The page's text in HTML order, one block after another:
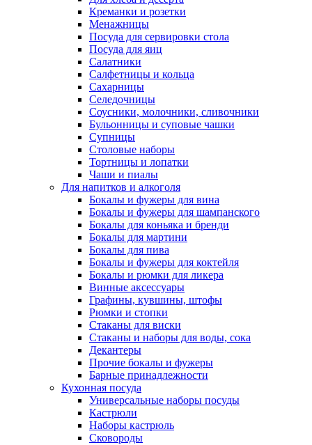
Креманки и розетки
Менажницы
Посуда для сервировки стола
Посуда для яиц
Салатники
Салфетницы и кольца
Сахарницы
Селедочницы
Соусники, молочники, сливочники
Бульонницы и суповые чашки
Супницы
Столовые наборы
Тортницы и лопатки
Чаши и пиалы
Для напитков и алкоголя
Бокалы и фужеры для вина
Бокалы и фужеры для шампанского
Бокалы для коньяка и бренди
Бокалы для мартини
Бокалы для пива
Бокалы и фужеры для коктейля
Бокалы и рюмки для ликера
Винные аксессуары
Графины, кувшины, штофы
Рюмки и стопки
Стаканы для виски
Стаканы и наборы для воды, сока
Декантеры
Прочие бокалы и фужеры
Барные принадлежности
Кухонная посуда
Универсальные наборы посуды
Кастрюли
Наборы кастрюль
Сковороды